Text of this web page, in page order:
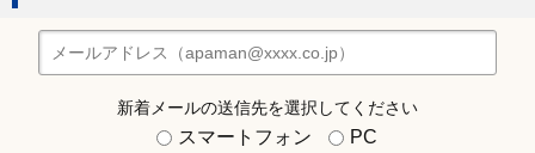
新着メールの送信先を選択してください
スマートフォン PC